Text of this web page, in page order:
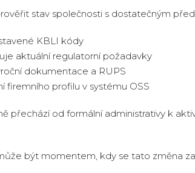
stav společnosti s dostatečným
KBLI kódy
aktuální regulatorní požadavky
dokumentace a RUPS
firemního profilu v systému OSS
přechází od formální administrativy k
být momentem, kdy se tato změna